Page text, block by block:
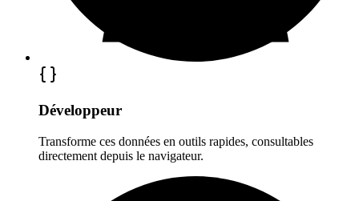
Développeur
Transforme ces données en outils rapides, consultables
directement depuis le navigateur.